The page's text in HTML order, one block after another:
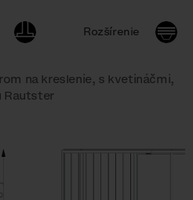
Rozšírenie
na kreslenie, s kvetináčmi,
Rautster